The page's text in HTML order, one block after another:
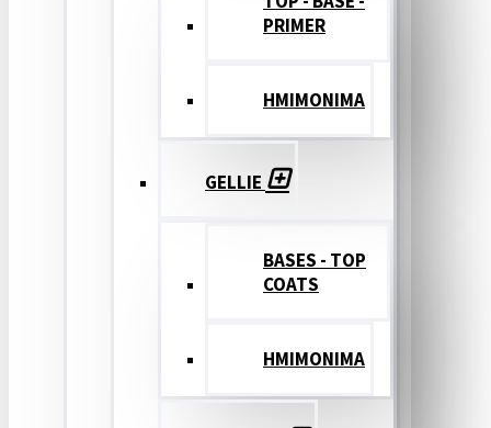
PRIMER
ΗΜΙΜΟΝΙΜΑ
GELLIE
BASES - TOP
COATS
ΗΜΙΜΟΝΙΜΑ